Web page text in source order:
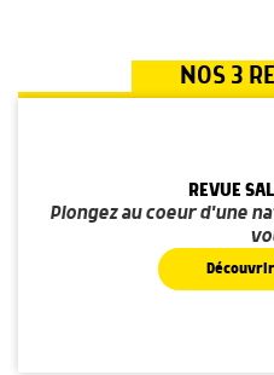
NOS 3
REVUE
Plongez au coeur d'une